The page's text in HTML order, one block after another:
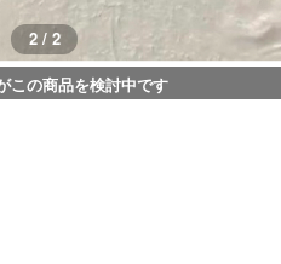
2 / 2
この商品を検討中です